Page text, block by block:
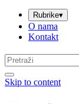
Rubrike▾
O nama
Kontakt
Pretraga:
Skip to content